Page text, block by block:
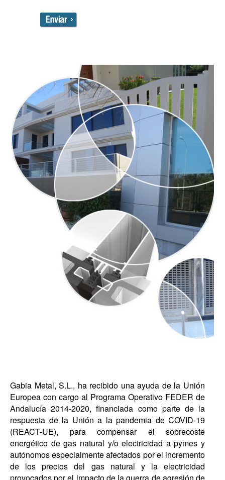
Gabia Metal, S.L., ha recibido una ayuda de la Unión
Europea con cargo al Programa Operativo FEDER de
Andalucía 2014-2020, financiada como parte de la
respuesta de la Unión a la pandemia de COVID-19
(REACT-UE), para compensar el sobrecoste
energético de gas natural y/o electricidad a pymes y
autónomos especialmente afectados por el incremento
de los precios del gas natural y la electricidad